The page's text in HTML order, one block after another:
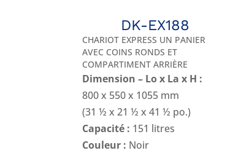
DK-EX188
CHARIOT EXPRESS UN PANIER
AVEC COINS RONDS ET
COMPARTIMENT ARRIÈRE
Dimension – Lo x La x H :
800 x 550 x 1055 mm
(31 ½ x 21 ½ x 41 ½ po.)
Capacité : 151 litres
Couleur : Noir